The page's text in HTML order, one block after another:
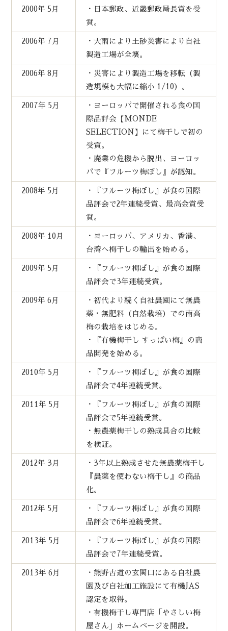
2000年 5月
・日本郵政、近畿郵政局長賞を受
賞。
2006年 7月
・大雨により土砂災害により自社
製造工場が全壊。
2006年 8月
・災害により製造工場を移転（製
造規模も大幅に縮小 1/10）。
2007年 5月
・ヨーロッパで開催される食の国
際品評会【MONDE
SELECTION】にて梅干しで初の
受賞。
・廃業の危機から脱出、ヨーロッ
パで『フルーツ梅ぼし』が認知。
2008年 5月
・『フルーツ梅ぼし』が食の国際
品評会で2年連続受賞、最高金賞受
賞。
2008年 10月
・ヨーロッパ、アメリカ、香港、
台湾へ梅干しの輸出を始める。
2009年 5月
・『フルーツ梅ぼし』が食の国際
品評会で3年連続受賞。
2009年 6月
・初代より続く自社農園にて無農
薬・無肥料（自然栽培）での南高
梅の栽培をはじめる。
・『有機梅干し すっぱい梅』の商
品開発を始める。
2010年 5月
・『フルーツ梅ぼし』が食の国際
品評会で4年連続受賞。
2011年 5月
・『フルーツ梅ぼし』が食の国際
品評会で5年連続受賞。
・無農薬梅干しの熟成具合の比較
を検証。
2012年 3月
・3年以上熟成させた無農薬梅干し
『農薬を使わない梅干し』の商品
化。
2012年 5月
・『フルーツ梅ぼし』が食の国際
品評会で6年連続受賞。
2013年 5月
・『フルーツ梅ぼし』が食の国際
品評会で7年連続受賞。
2013年 6月
・熊野古道の玄関口にある自社農
園及び自社加工施設にて有機JAS
認定を取得。
・有機梅干し専門店「やさしい梅
屋さん」ホームページを開設。